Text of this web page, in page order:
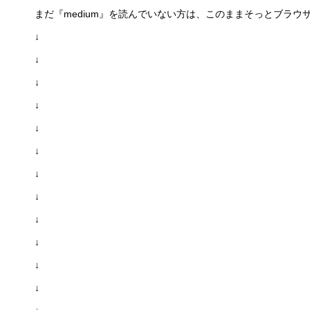
まだ『medium』を読んでいない方は、このままそっとブラ
↓
↓
↓
↓
↓
↓
↓
↓
↓
↓
↓
↓